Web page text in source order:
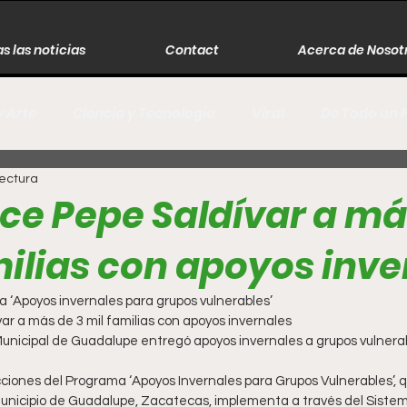
las noticias Contact Acerca de
Literatura Internacional Moda Cine
Espectáculos Economía David Monreal Ávila
Pepe Saldívar a
con apoyos
‘Apoyos invernales para grupos vulnerables’
a más de 3 mil familias con apoyos invernales
del Programa ‘Apoyos Invernales para Grupos Vulnerables’,
de Guadalupe, Zacatecas, implementa a través del